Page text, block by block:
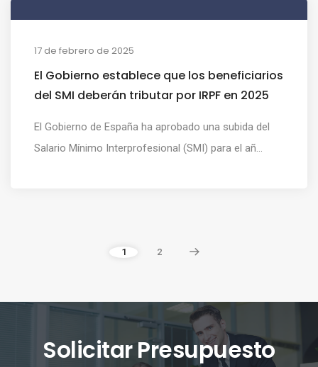
17 de febrero de 2025
El Gobierno establece que los beneficiarios
del SMI deberán tributar por IRPF en 2025
El Gobierno de España ha aprobado una subida del
Salario Mínimo Interprofesional (SMI) para el añ...
1 2
Solicitar Presupuesto